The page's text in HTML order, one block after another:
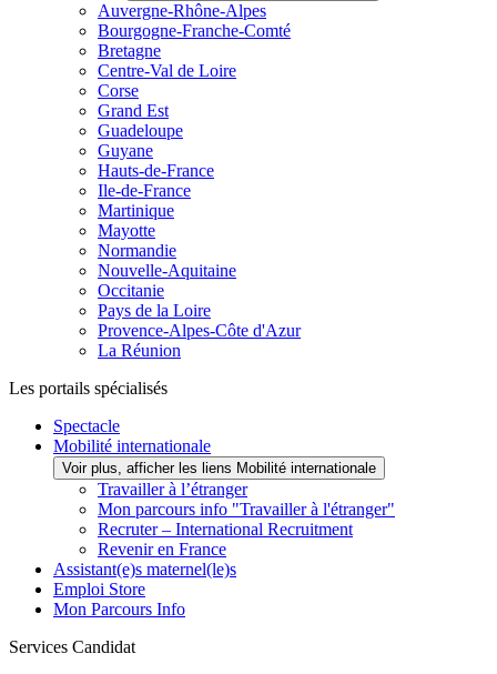
Auvergne-Rhône-Alpes
Bourgogne-Franche-Comté
Bretagne
Centre-Val de Loire
Corse
Grand Est
Guadeloupe
Guyane
Hauts-de-France
Ile-de-France
Martinique
Mayotte
Normandie
Nouvelle-Aquitaine
Occitanie
Pays de la Loire
Provence-Alpes-Côte d'Azur
La Réunion
Les portails spécialisés
Spectacle
Mobilité internationale
Voir plus, afficher les liens Mobilité internationale
Travailler à l’étranger
Mon parcours info "Travailler à l'étranger"
Recruter – International Recruitment
Revenir en France
Assistant(e)s maternel(le)s
Emploi Store
Mon Parcours Info
Services Candidat